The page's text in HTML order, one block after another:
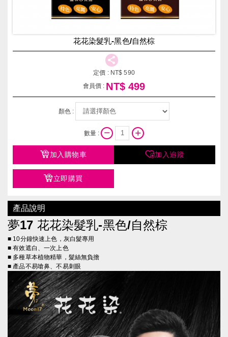
花花染髮乳-黑色/自然棕
定價 : NT$ 590
會員價 : NT$ 499
顏色 :
數量 :
加入購物車 加入追蹤
立即購買
產品說明
夢17 花花染髮乳-黑色/自然棕
■ 10分鐘快速上色，灰白髮專用
■ 有效遮白、一次上色
■ 多種草本植物精華，髮絲無負擔
■ 產品不易嗆鼻、不易刺眼